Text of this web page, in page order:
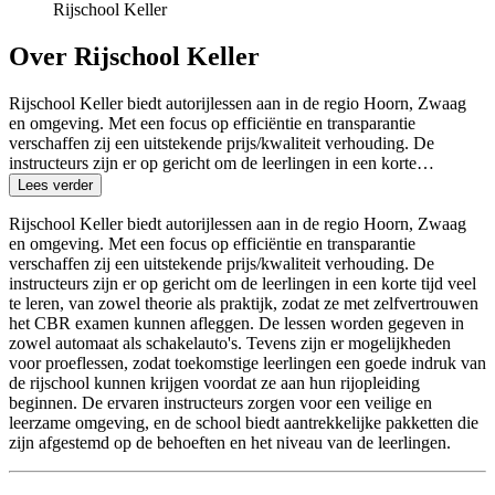
Rijschool Keller
Over Rijschool Keller
Rijschool Keller biedt autorijlessen aan in de regio Hoorn, Zwaag
en omgeving. Met een focus op efficiëntie en transparantie
verschaffen zij een uitstekende prijs/kwaliteit verhouding. De
instructeurs zijn er op gericht om de leerlingen in een korte…
Lees verder
Rijschool Keller biedt autorijlessen aan in de regio Hoorn, Zwaag
en omgeving. Met een focus op efficiëntie en transparantie
verschaffen zij een uitstekende prijs/kwaliteit verhouding. De
instructeurs zijn er op gericht om de leerlingen in een korte tijd veel
te leren, van zowel theorie als praktijk, zodat ze met zelfvertrouwen
het CBR examen kunnen afleggen. De lessen worden gegeven in
zowel automaat als schakelauto's. Tevens zijn er mogelijkheden
voor proeflessen, zodat toekomstige leerlingen een goede indruk van
de rijschool kunnen krijgen voordat ze aan hun rijopleiding
beginnen. De ervaren instructeurs zorgen voor een veilige en
leerzame omgeving, en de school biedt aantrekkelijke pakketten die
zijn afgestemd op de behoeften en het niveau van de leerlingen.